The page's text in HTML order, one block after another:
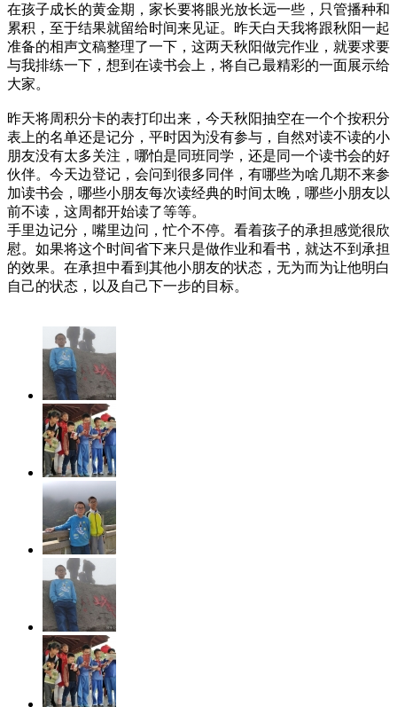
在孩子成长的黄金期，家长要将眼光放长远一些，只管播种和
累积，至于结果就留给时间来见证。昨天白天我将跟秋阳一起
准备的相声文稿整理了一下，这两天秋阳做完作业，就要求要
与我排练一下，想到在读书会上，将自己最精彩的一面展示给
大家。
昨天将周积分卡的表打印出来，今天秋阳抽空在一个个按积分
表上的名单还是记分，平时因为没有参与，自然对读不读的小
朋友没有太多关注，哪怕是同班同学，还是同一个读书会的好
伙伴。今天边登记，会问到很多同伴，有哪些为啥几期不来参
加读书会，哪些小朋友每次读经典的时间太晚，哪些小朋友以
前不读，这周都开始读了等等。
手里边记分，嘴里边问，忙个不停。看着孩子的承担感觉很欣
慰。如果将这个时间省下来只是做作业和看书，就达不到承担
的效果。在承担中看到其他小朋友的状态，无为而为让他明白
自己的状态，以及自己下一步的目标。